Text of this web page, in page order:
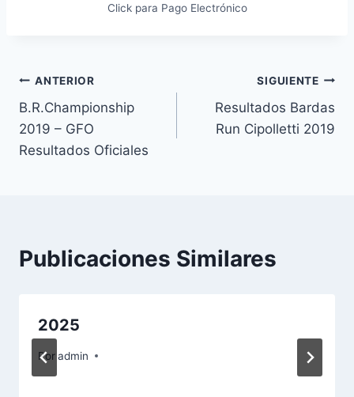
Click para Pago Electrónico
Navegación
de
entradas
ANTERIOR
B.R.Championship
2019 – GFO
Resultados Oficiales
SIGUIENTE
Resultados Bardas
Run Cipolletti 2019
Publicaciones Similares
2025
Poradmin